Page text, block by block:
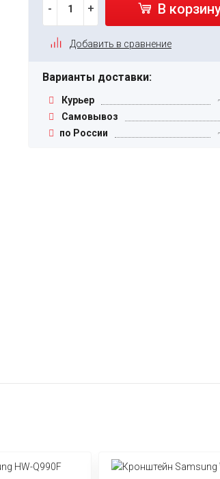
- + В
Добавить в сравнение
Варианты доставки:
Курьер
Самовывоз
по России